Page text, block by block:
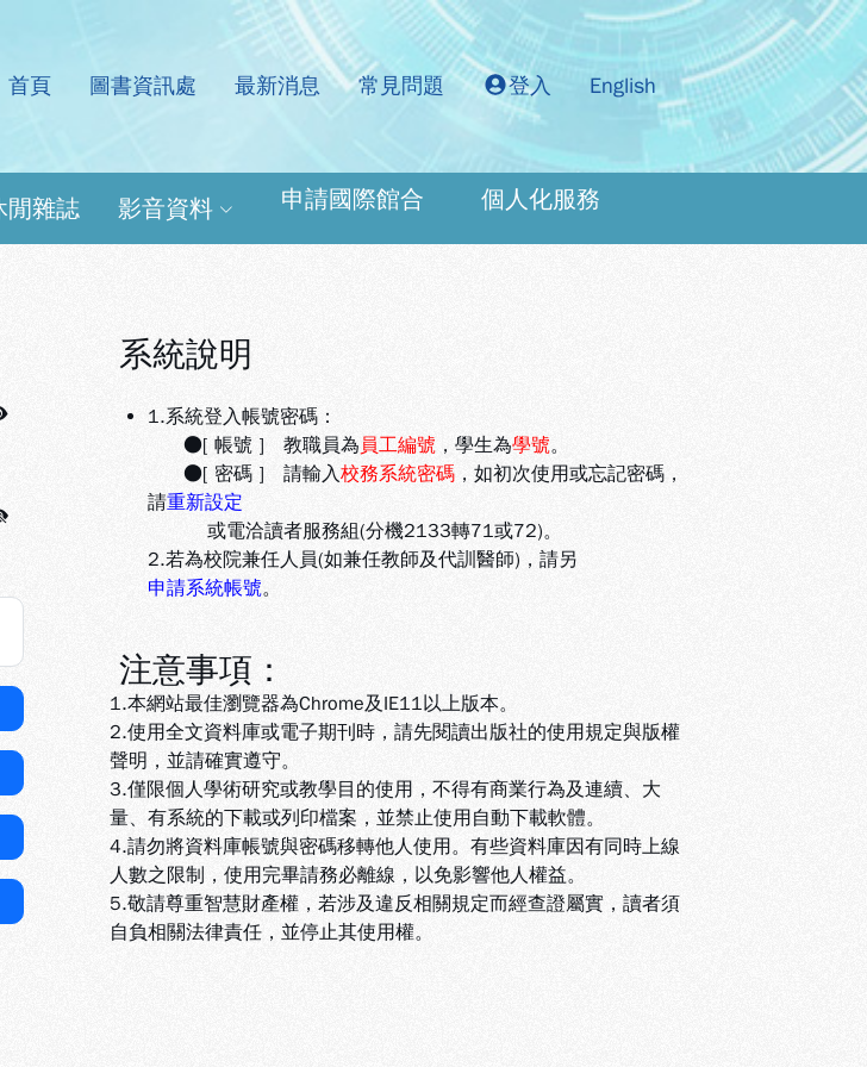
詢系統
首頁 圖書資訊處 最新消息 常見問題 登入 English
閒雜誌 影音資料 申請國際館合 個人化服務
系統說明
1.系統登入帳號密碼：
●[ 帳號 ] 教職員為員工編號 ，學生為學號。
●[ 密碼 ] 請輸入校務系統密碼 ，如初次使用或忘記密碼，
請重新設定
或電洽讀者服務組(分機2133轉71或72)。
2.若為校院兼任人員(如兼任教師及代訓醫師)，請另
申請系統帳號。
注意事項：
1.本網站最佳瀏覽器為Chrome及IE11以上版本。
2.使用全文資料庫或電子期刊時，請先閱讀出版社的使用規定與版權
聲明，並請確實遵守。
3.僅限個人學術研究或教學目的使用，不得有商業行為及連續、大
量、有系統的下載或列印檔案，並禁止使用自動下載軟體。
4.請勿將資料庫帳號與密碼移轉他人使用。有些資料庫因有同時上線
人數之限制，使用完畢請務必離線，以免影響他人權益。
5.敬請尊重智慧財產權，若涉及違反相關規定而經查證屬實，讀者須
自負相關法律責任，並停止其使用權。